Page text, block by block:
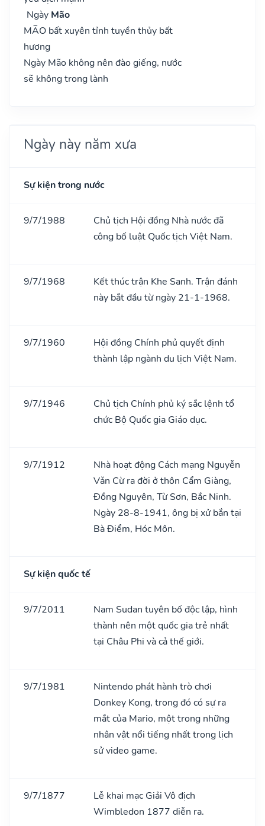
Ngày Mão
MÃO bất xuyên tỉnh tuyền thủy bất
hương
Ngày Mão không nên đào giếng, nước
sẽ không trong lành
Ngày này năm xưa
Sự kiện trong nước
9/7/1988
Chủ tịch Hội đồng Nhà nước đã
công bố luật Quốc tịch Việt Nam.
9/7/1968
Kết thúc trận Khe Sanh. Trận đánh
này bắt đầu từ ngày 21-1-1968.
9/7/1960
Hội đồng Chính phủ quyết định
thành lập ngành du lịch Việt Nam.
9/7/1946
Chủ tịch Chính phủ ký sắc lệnh tổ
chức Bộ Quốc gia Giáo dục.
9/7/1912
Nhà hoạt động Cách mạng Nguyễn
Vǎn Cừ ra đời ở thôn Cẩm Giàng,
Đồng Nguyên, Từ Sơn, Bắc Ninh.
Ngày 28-8-1941, ông bị xử bắn tại
Bà Điểm, Hóc Môn.
Sự kiện quốc tế
9/7/2011
Nam Sudan tuyên bố độc lập, hình
thành nên một quốc gia trẻ nhất
tại Châu Phi và cả thế giới.
9/7/1981
Nintendo phát hành trò chơi
Donkey Kong, trong đó có sự ra
mắt của Mario, một trong những
nhân vật nổi tiếng nhất trong lịch
sử video game.
9/7/1877
Lễ khai mạc Giải Vô địch
Wimbledon 1877 diễn ra.